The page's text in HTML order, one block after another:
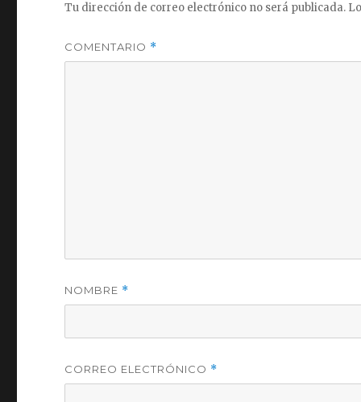
Tu dirección de correo electrónico no será publicada.
COMENTARIO *
NOMBRE *
CORREO ELECTRÓNICO *